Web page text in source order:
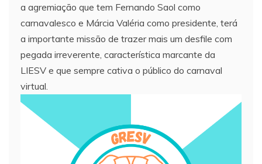
a agremiação que tem Fernando Saol como
carnavalesco e Márcia Valéria como presidente, terá
a importante missão de trazer mais um desfile com
pegada irreverente, característica marcante da
LIESV e que sempre cativa o público do carnaval
virtual.